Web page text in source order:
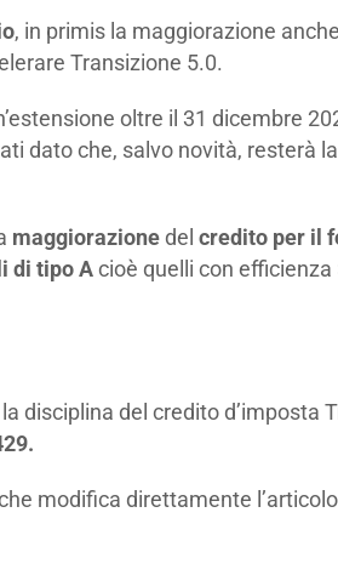
, in primis la maggiorazione
Transizione 5.0.
oltre il 31 dicembre
dato che, salvo novità, resterà
maggiorazione del credito per il
di tipo Acioè quelli con efficienza
disciplina del credito d’imposta
modifica direttamente